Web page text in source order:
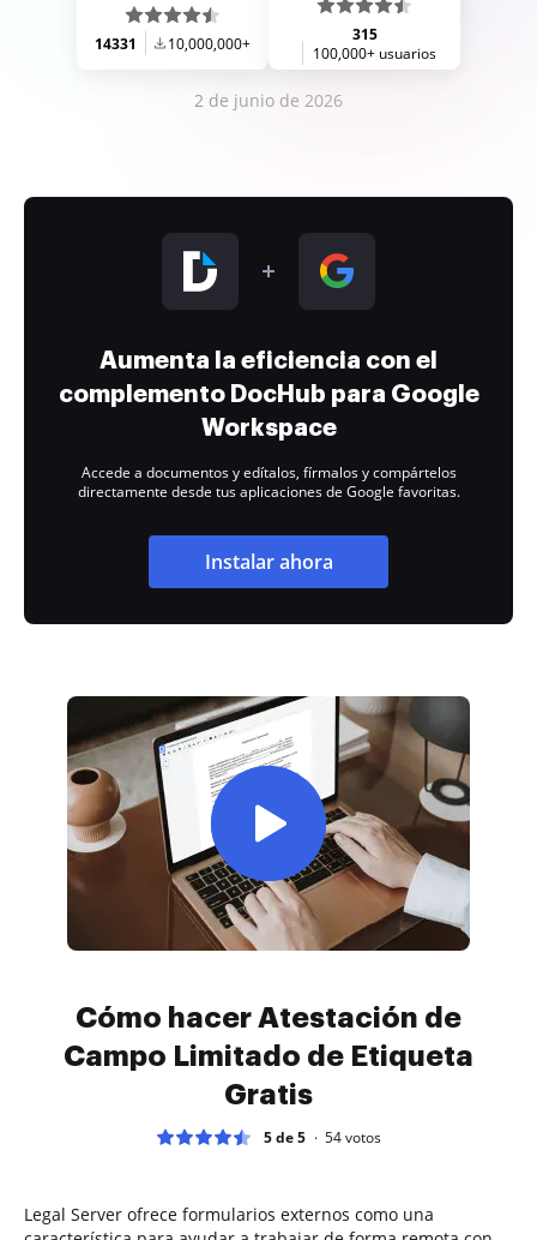
14331 10,000,000+
315
100,000+ usuarios
2 de junio de 2026
Aumenta la eficiencia con el
complemento DocHub para Google
Workspace
Accede a documentos y edítalos, fírmalos y compártelos
directamente desde tus aplicaciones de Google favoritas.
Instalar ahora
Cómo hacer Atestación de
Campo Limitado de Etiqueta
Gratis
5 de 5 54votos
Legal Server ofrece formularios externos como una